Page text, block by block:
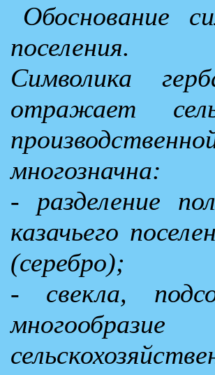
Обоснование
поселения.
Символика
отражает
многозначна:
- разделение
казачьего
(серебро);
- свекла,